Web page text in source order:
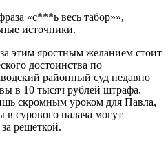
«с***ь весь табор»»,
источники.
этим яростным желанием стоит
достоинства по
районный суд недавно
в 10 тысяч рублей штрафа.
скромным уроком для Павла,
сурового палача могут
решёткой.